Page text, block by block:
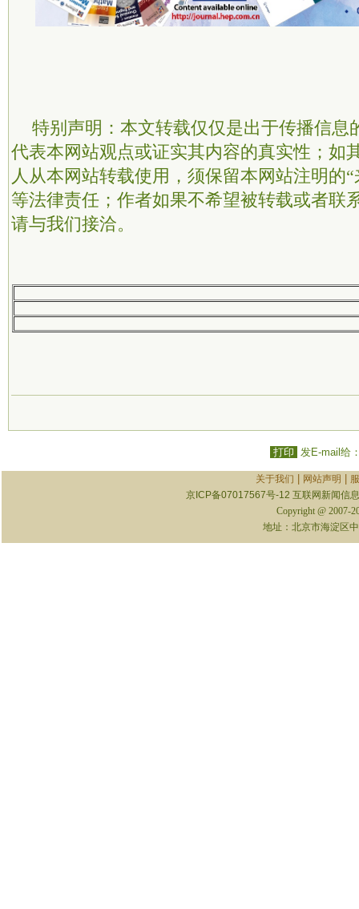
特别声明：本文转载仅仅是出于传播信息
代表本网站观点或证实其内容的真实性；如
人从本网站转载使用，须保留本网站注明的
等法律责任；作者如果不希望被转载或者联
请与我们接洽。
打印 发E-mail给
关于我们 网站声明
京ICP备07017567号-12 互联网新闻信
Copyright @ 2007-
地址：北京市海淀区